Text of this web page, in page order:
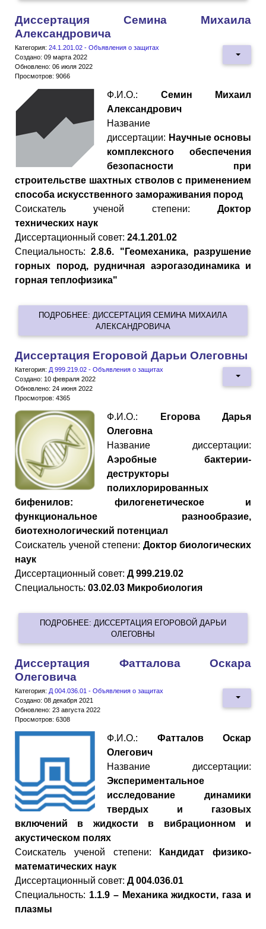
Диссертация Семина Михаила
Александровича
Категория: 24.1.201.02 - Объявления о защитах
Создано: 09 марта 2022
Обновлено: 06 июля 2022
Просмотров: 9066
Ф.И.О.: Семин Михаил
Александрович
Название
диссертации: Научные основы
комплексного обеспечения
безопасности при
строительстве шахтных стволов с применением
способа искусственного замораживания пород
Cоискатель ученой степени: Доктор
технических наук
Диссертационный совет: 24.1.201.02
Специальность:2.8.6. "Геомеханика, разрушение
горных пород, рудничная аэрогазодинамика и
горная теплофизика"
ПОДРОБНЕЕ: ДИССЕРТАЦИЯ СЕМИНА МИХАИЛА
АЛЕКСАНДРОВИЧА
Диссертация Егоровой Дарьи Олеговны
Категория: Д 999.219.02 - Объявления о защитах
Создано: 10 февраля 2022
Обновлено: 24 июня 2022
Просмотров: 4365
Ф.И.О.:
Егорова Дарья
Олеговна
Название диссертации:
Аэробные бактерии-
деструкторы
полихлорированных
бифенилов: филогенетическое и
функциональное разнообразие,
биотехнологический потенциал
Cоискатель ученой степени: Доктор биологических
наук
Диссертационный совет: Д 999.219.02
Специальность: 03.02.03 Микробиология
ПОДРОБНЕЕ: ДИССЕРТАЦИЯ ЕГОРОВОЙ ДАРЬИ
ОЛЕГОВНЫ
Диссертация Фатталова Оскара
Олеговича
Категория: Д 004.036.01 - Объявления о защитах
Создано: 08 декабря 2021
Обновлено: 23 августа 2022
Просмотров: 6308
Ф.И.О.: Фатталов Оскар
Олегович
Название диссертации:
Экспериментальное
исследование динамики
твердых и газовых
включений в жидкости в вибрационном и
акустическом полях
Cоискатель ученой степени:
Кандидат физико-
математических наук
Диссертационный совет: Д 004.036.01
Специальность: 1.1.9 – Механика жидкости, газа и
плазмы